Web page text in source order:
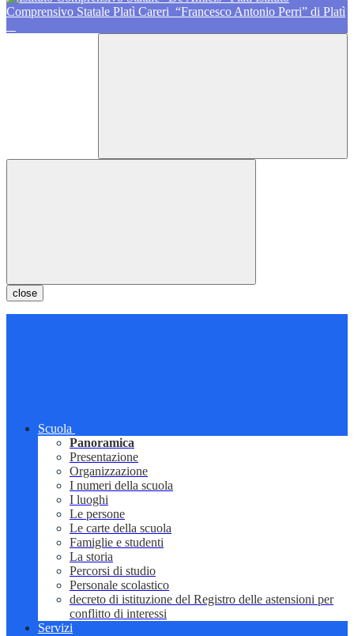
Comprensivo Statale Platì Careri “Francesco Antonio Perri” di Platì
close
Scuola
Panoramica
Presentazione
Organizzazione
I numeri della scuola
I luoghi
Le persone
Le carte della scuola
Famiglie e studenti
La storia
Percorsi di studio
Personale scolastico
decreto di istituzione del Registro delle astensioni per
conflitto di interessi
Servizi